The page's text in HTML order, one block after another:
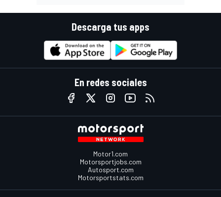
Descarga tus apps
En redes sociales
Motor1.com
Motorsportjobs.com
Autosport.com
Motorsportstats.com